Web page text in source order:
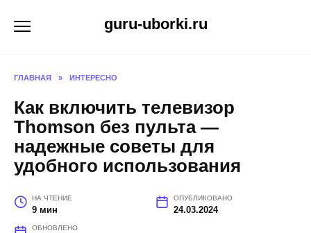
guru-uborki.ru
ГЛАВНАЯ » ИНТЕРЕСНО
Как включить телевизор
Thomson без пульта —
надежные советы для
удобного использования
НА ЧТЕНИЕ
9 мин
ОПУБЛИКОВАНО
24.03.2024
ОБНОВЛЕНО